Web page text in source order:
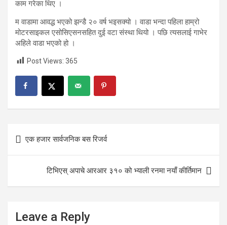
काम गरेका थिए ।
म वाडामा आवद्ध भएको झन्डै २० वर्ष भइसक्यो । वाडा भन्दा पहिला हाम्रो
मोटरसाइकल एसोसिएसनसहित दुई वटा संस्था थियो । पछि त्यसलाई गाभेर
अहिले वाडा भएको हो ।
Post Views: 365
navigation
एक हजार सार्वजनिक बस रिजर्व
टिभिएस् अपाचे आरआर ३१० को भ्याली रनमा नयाँ कीर्तिमान
Leave a Reply